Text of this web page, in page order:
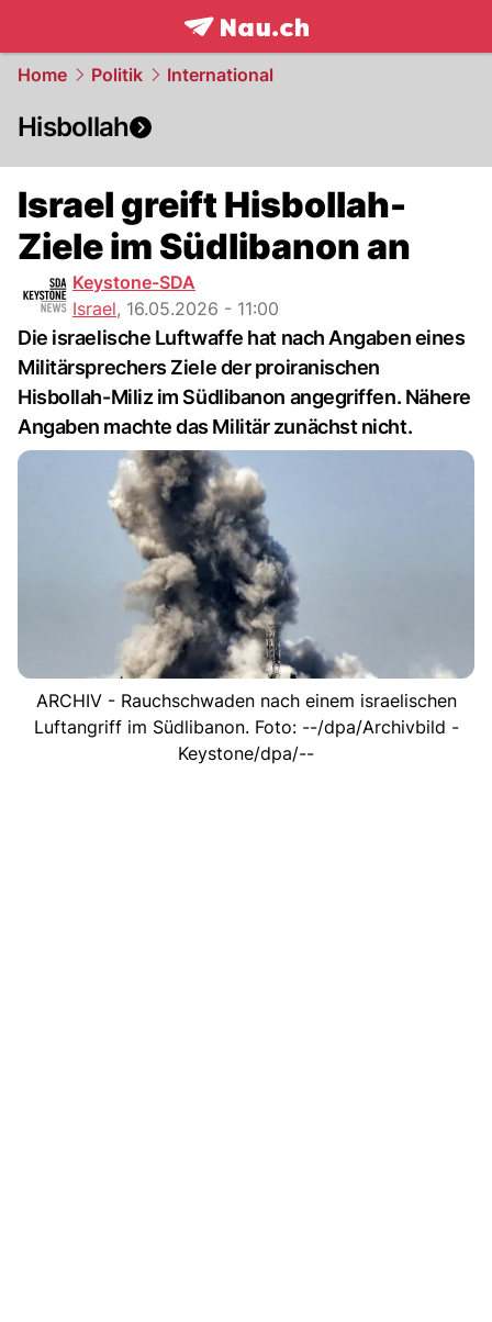
frontpage.NAU.ch
Home Politik International
Hisbollah
Israel greift Hisbollah-
Ziele im Südlibanon an
Keystone-SDA
Israel, 16.05.2026 - 11:00
Die israelische Luftwaffe hat nach Angaben eines
Militärsprechers Ziele der proiranischen
Hisbollah-Miliz im Südlibanon angegriffen. Nähere
Angaben machte das Militär zunächst nicht.
ARCHIV - Rauchschwaden nach einem israelischen
Luftangriff im Südlibanon. Foto: --/dpa/Archivbild -
Keystone/dpa/--